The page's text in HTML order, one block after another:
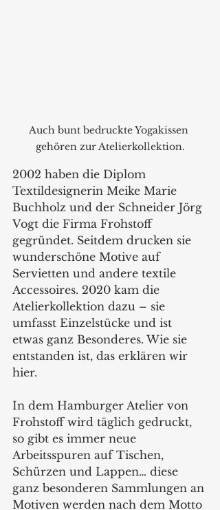
Auch bunt bedruckte Yogakissen
gehören zur Atelierkollektion.
2002 haben die Diplom
Textildesignerin Meike Marie
Buchholz und der Schneider Jörg
Vogt die Firma Frohstoff
gegründet. Seitdem drucken sie
wunderschöne Motive auf
Servietten und andere textile
Accessoires. 2020 kam die
Atelierkollektion dazu – sie
umfasst Einzelstücke und ist
etwas ganz Besonderes. Wie sie
entstanden ist, das erklären wir
hier.
In dem Hamburger Atelier von
Frohstoff wird täglich gedruckt,
so gibt es immer neue
Arbeitsspuren auf Tischen,
Schürzen und Lappen… diese
ganz besonderen Sammlungen an
Motiven werden nach dem Motto